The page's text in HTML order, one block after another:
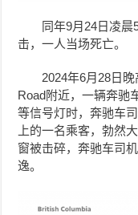
同年9月24日凌
击，一人当场死亡。
2024年6月28日
Road附近，一辆奔驰
等信号灯时，奔驰车
上的一名乘客，勃然
窗被击碎，奔驰车司
逸。